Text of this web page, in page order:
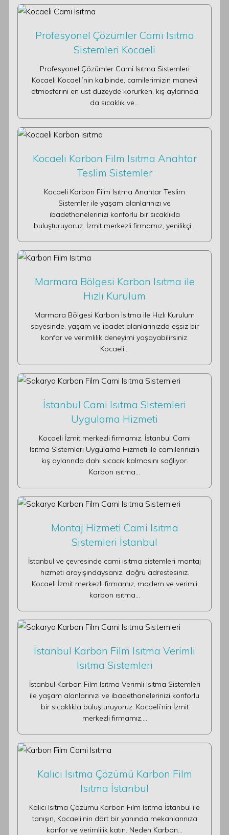
Profesyonel Çözümler Cami Isıtma
Sistemleri Kocaeli
Profesyonel Çözümler Cami Isıtma Sistemleri
Kocaeli Kocaeli’nin kalbinde, camilerimizin manevi
atmosferini en üst düzeyde korurken, kış aylarında
da sıcaklık ve…
Kocaeli Karbon Film Isıtma Anahtar
Teslim Sistemler
Kocaeli Karbon Film Isıtma Anahtar Teslim
Sistemler ile yaşam alanlarınızı ve
ibadethanelerinizi konforlu bir sıcaklıkla
buluşturuyoruz. İzmit merkezli firmamız, yenilikçi…
Marmara Bölgesi Karbon Isıtma ile
Hızlı Kurulum
Marmara Bölgesi Karbon Isıtma ile Hızlı Kurulum
sayesinde, yaşam ve ibadet alanlarınızda eşsiz bir
konfor ve verimlilik deneyimi yaşayabilirsiniz.
Kocaeli…
İstanbul Cami Isıtma Sistemleri
Uygulama Hizmeti
Kocaeli İzmit merkezli firmamız, İstanbul Cami
Isıtma Sistemleri Uygulama Hizmeti ile camilerinizin
kış aylarında dahi sıcacık kalmasını sağlıyor.
Karbon ısıtma…
Montaj Hizmeti Cami Isıtma
Sistemleri İstanbul
İstanbul ve çevresinde cami ısıtma sistemleri montaj
hizmeti arayışındaysanız, doğru adrestesiniz.
Kocaeli İzmit merkezli firmamız, modern ve verimli
karbon ısıtma…
İstanbul Karbon Film Isıtma Verimli
Isıtma Sistemleri
İstanbul Karbon Film Isıtma Verimli Isıtma Sistemleri
ile yaşam alanlarınızı ve ibadethanelerinizi konforlu
bir sıcaklıkla buluşturuyoruz. Kocaeli’nin İzmit
merkezli firmamız,…
Kalıcı Isıtma Çözümü Karbon Film
Isıtma İstanbul
Kalıcı Isıtma Çözümü Karbon Film Isıtma İstanbul ile
tanışın, Kocaeli’nin dört bir yanında mekanlarınıza
konfor ve verimlilik katın. Neden Karbon…